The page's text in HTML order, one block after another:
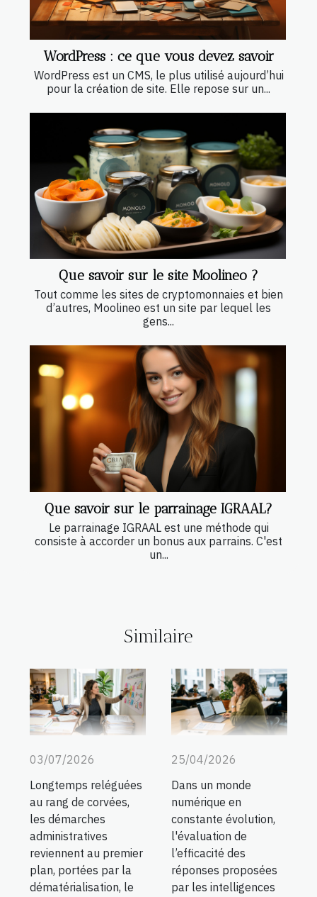
WordPress : ce que vous devez savoir
WordPress est un CMS, le plus utilisé aujourd’hui
pour la création de site. Elle repose sur un...
Que savoir sur le site Moolineo ?
Tout comme les sites de cryptomonnaies et bien
d’autres, Moolineo est un site par lequel les
gens...
Que savoir sur le parrainage IGRAAL?
Le parrainage IGRAAL est une méthode qui
consiste à accorder un bonus aux parrains. C'est
un...
Similaire
03/07/2026
Longtemps reléguées
au rang de corvées,
les démarches
administratives
reviennent au premier
plan, portées par la
dématérialisation, le
25/04/2026
Dans un monde
numérique en
constante évolution,
l'évaluation de
l’efficacité des
réponses proposées
par les intelligences